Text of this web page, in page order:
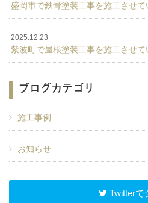
盛岡市で鉄骨塗装工事を施工させて
2025.12.23
紫波町で屋根塗装工事を施工させて
ブログカテゴリ
施工事例
お知らせ
Twitterで